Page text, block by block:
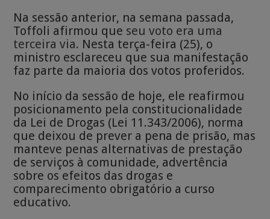
Na sessão anterior, na semana passada,
Toffoli afirmou que seu voto era uma
terceira via. Nesta terça-feira (25), o
ministro esclareceu que sua manifestação
faz parte da maioria dos votos proferidos.
No início da sessão de hoje, ele reafirmou
posicionamento pela constitucionalidade
da Lei de Drogas (Lei 11.343/2006), norma
que deixou de prever a pena de prisão, mas
manteve penas alternativas de prestação
de serviços à comunidade, advertência
sobre os efeitos das drogas e
comparecimento obrigatório a curso
educativo.